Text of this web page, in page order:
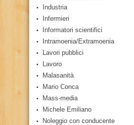
Industria
Infermieri
Informatori scientifici
Intramoenia/Extramoenia
Lavori pubblici
Lavoro
Malasanità
Mario Conca
Mass-media
Michele Emiliano
Noleggio con conducente